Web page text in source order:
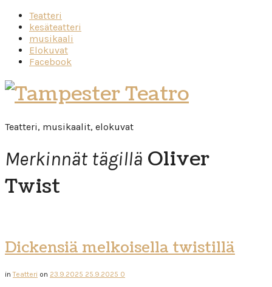
Teatteri
kesäteatteri
musikaali
Elokuvat
Facebook
Tampester
Teatro
Teatteri, musikaalit, elokuvat
Merkinnät tägillä Oliver
Twist
Dickensiä melkoisella twistillä
inTeatteri on 23.9.2025 25.9.2025 0